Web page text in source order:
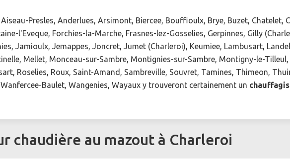
Presles, Anderlues, Arsimont, Biercee, Bouffioulx, Brye, Buzet, Chatelet,
l'Eveque, Forchies-la-Marche, Frasnes-lez-Gosselies, Gerpinnes, Gilly
Jamioulx, Jemappes, Joncret, Jumet (Charleroi), Keumiee, Lambusart,
Mellet, Monceau-sur-Sambre, Montignies-sur-Sambre, Montigny-le-
Roselies, Roux, Saint-Amand, Sambreville, Souvret, Tamines, Thimeon,
Baulet, Wangenies, Wayaux y trouveront certainement un
chaudière au mazout à Charleroi